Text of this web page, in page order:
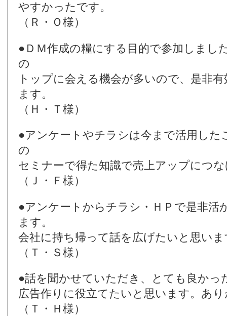
やすかったです。
（Ｒ・Ｏ様）
●ＤＭ作成の糧にする目的で参加しまし
の
トップに会える機会が多いので、是非
ます。
（Ｈ・Ｔ様）
●アンケートやチラシは今まで活用した
の
セミナーで得た知識で売上アップにつ
（Ｊ・Ｆ様）
●アンケートからチラシ・ＨＰで是非活
ます。
会社に持ち帰って話を広げたいと思いま
（Ｔ・Ｓ様）
●話を聞かせていただき、とても良かっ
広告作りに役立てたいと思います。あ
（Ｔ・Ｈ様）